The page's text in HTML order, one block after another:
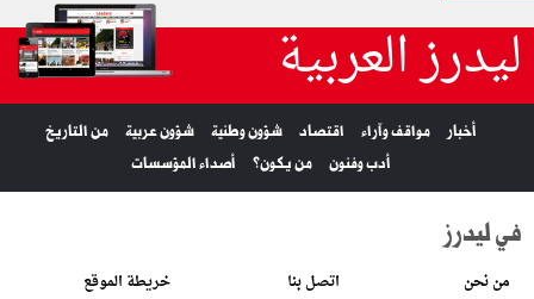
ليدرز العربية
أخبار مواقف وآراء اقتصاد شؤون وطنية شؤون عربية
من التاريخ
أدب وفنون
من يكون؟ أصداء المؤسسات
في ليدرز
من نحن اتصل بنا خريطة الموقع